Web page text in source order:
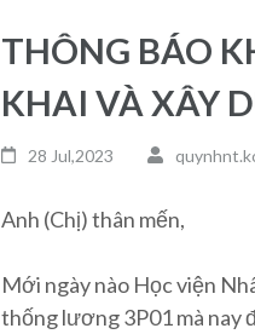
THÔNG BÁO
KHAI VÀ XÂY
28 Jul,2023
Anh (Chị) thân mến,
Mới ngày nào Học viện
thống lương 3P01 mà nay